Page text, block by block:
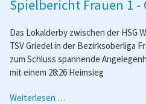
1
Spielbericht Frauen 1 -
Das Lokalderby zwischen der HSG
TSV Griedel in der Bezirksoberliga
zum Schluss spannende
mit einem 28:26 Heimsieg
Weiterlesen …